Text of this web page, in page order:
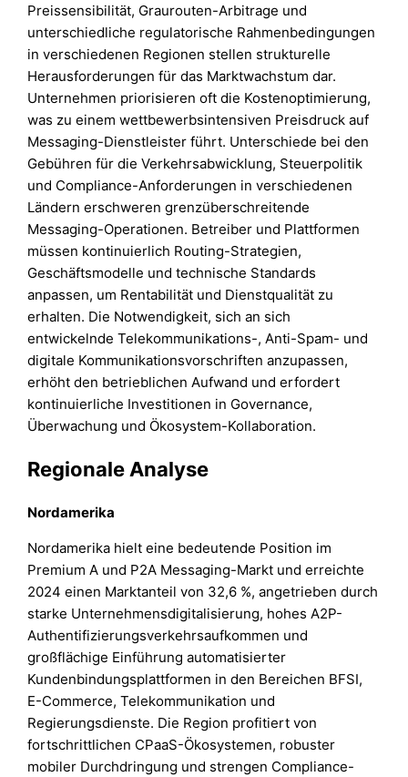
Preissensibilität, Graurouten-Arbitrage und
unterschiedliche regulatorische Rahmenbedingungen
in verschiedenen Regionen stellen strukturelle
Herausforderungen für das Marktwachstum dar.
Unternehmen priorisieren oft die Kostenoptimierung,
was zu einem wettbewerbsintensiven Preisdruck auf
Messaging-Dienstleister führt. Unterschiede bei den
Gebühren für die Verkehrsabwicklung, Steuerpolitik
und Compliance-Anforderungen in verschiedenen
Ländern erschweren grenzüberschreitende
Messaging-Operationen. Betreiber und Plattformen
müssen kontinuierlich Routing-Strategien,
Geschäftsmodelle und technische Standards
anpassen, um Rentabilität und Dienstqualität zu
erhalten. Die Notwendigkeit, sich an sich
entwickelnde Telekommunikations-, Anti-Spam- und
digitale Kommunikationsvorschriften anzupassen,
erhöht den betrieblichen Aufwand und erfordert
kontinuierliche Investitionen in Governance,
Überwachung und Ökosystem-Kollaboration.
Regionale Analyse
Nordamerika
Nordamerika hielt eine bedeutende Position im
Premium A und P2A Messaging-Markt und erreichte
2024 einen Marktanteil von 32,6 %, angetrieben durch
starke Unternehmensdigitalisierung, hohes A2P-
Authentifizierungsverkehrsaufkommen und
großflächige Einführung automatisierter
Kundenbindungsplattformen in den Bereichen BFSI,
E-Commerce, Telekommunikation und
Regierungsdienste. Die Region profitiert von
fortschrittlichen CPaaS-Ökosystemen, robuster
mobiler Durchdringung und strengen Compliance-